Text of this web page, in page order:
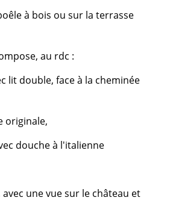
à bois ou sur la terrasse
au rdc :
lit double, face à la cheminée
originale,
douche à l'italienne
une vue sur le château et